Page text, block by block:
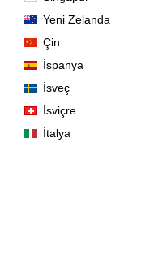
Yeni Zelanda
Çin
İspanya
İsveç
İsviçre
İtalya